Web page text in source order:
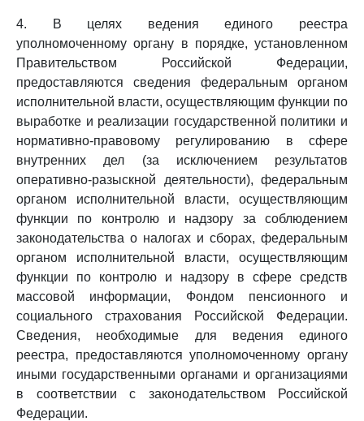
4. В целях ведения единого реестра
уполномоченному органу в порядке, установленном
Правительством Российской Федерации,
предоставляются сведения федеральным органом
исполнительной власти, осуществляющим функции по
выработке и реализации государственной политики и
нормативно-правовому регулированию в сфере
внутренних дел (за исключением результатов
оперативно-разыскной деятельности), федеральным
органом исполнительной власти, осуществляющим
функции по контролю и надзору за соблюдением
законодательства о налогах и сборах, федеральным
органом исполнительной власти, осуществляющим
функции по контролю и надзору в сфере средств
массовой информации, Фондом пенсионного и
социального страхования Российской Федерации.
Сведения, необходимые для ведения единого
реестра, предоставляются уполномоченному органу
иными государственными органами и организациями
в соответствии с законодательством Российской
Федерации.